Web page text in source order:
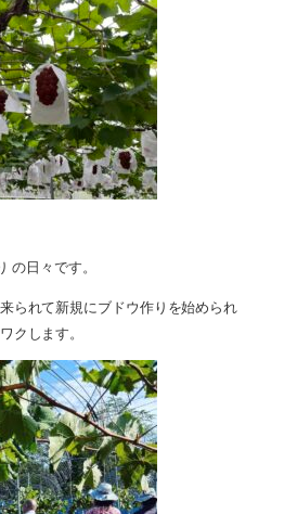
の日々です。
られて新規にブドウ作りを始められ
クします。